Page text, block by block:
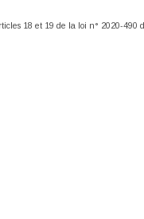
18 et 19 de la loi n° 2020-490